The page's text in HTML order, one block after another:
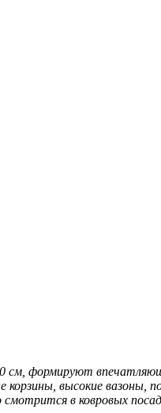
см, формируют
высокие вазоны,
в ковровых